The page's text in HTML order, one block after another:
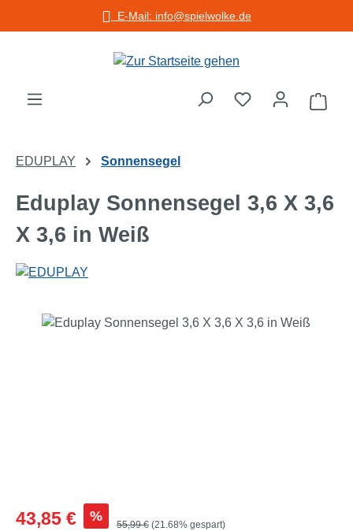
Zum Hauptinhalt springenE-Mail: info@spielwolke.de
EDUPLAY Sonnensegel
Eduplay Sonnensegel 3,6 X 3,6
X 3,6 in Weiß
Bildergalerie überspringen
Verkaufspreis:
43,85 € % Regulärer Preis:
55,99 € (21.68% gespart)